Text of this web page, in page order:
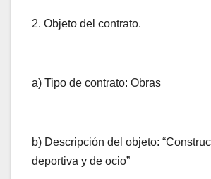
2. Objeto del contrato.
a) Tipo de contrato: Obras
b) Descripción del objeto:
deportiva y de ocio”